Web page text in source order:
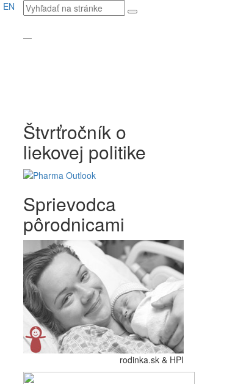
EN
Vyhľadávaný
text
—
Štvrťročník o
liekovej politike
Sprievodca
pôrodnicami
rodinka.sk & HPI